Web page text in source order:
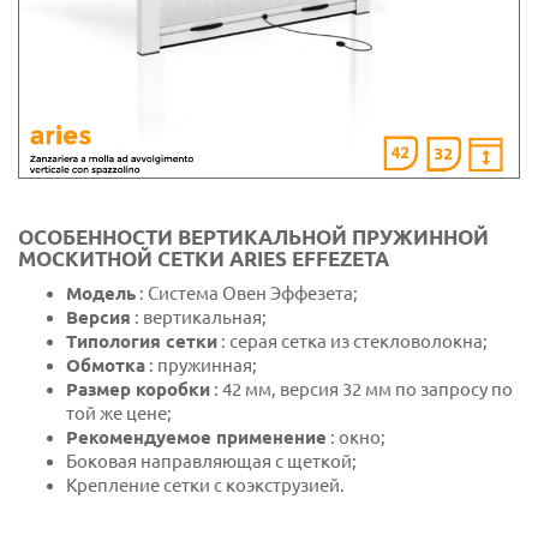
ОСОБЕННОСТИ ВЕРТИКАЛЬНОЙ ПРУЖИННОЙ
МОСКИТНОЙ СЕТКИ ARIES EFFEZETA
Модель : Система Овен Эффезета;
Версия : вертикальная;
Типология сетки : серая сетка из стекловолокна;
Обмотка : пружинная;
Размер коробки : 42 мм, версия 32 мм по запросу по
той же цене;
Рекомендуемое применение : окно;
Боковая направляющая с щеткой;
Крепление сетки с коэкструзией.